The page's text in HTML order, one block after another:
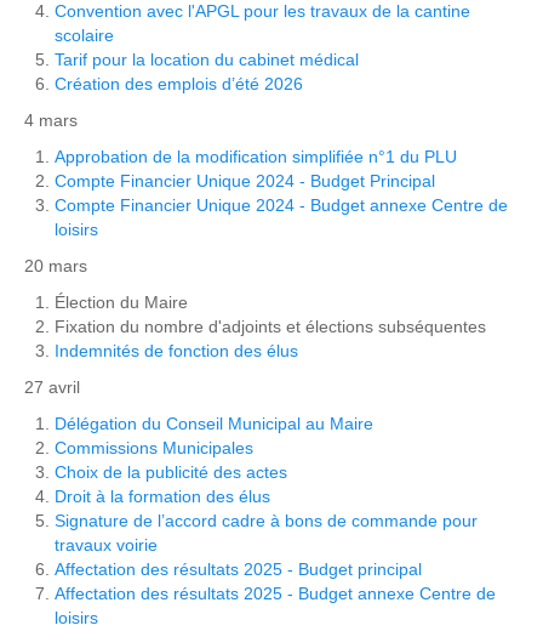
Convention avec l'APGL pour les travaux de la cantine
scolaire
Tarif pour la location du cabinet médical
Création des emplois d’été 2026
4 mars
Approbation de la modification simplifiée n°1 du PLU
Compte Financier Unique 2024 - Budget Principal
Compte Financier Unique 2024 - Budget annexe Centre de
loisirs
20 mars
Élection du Maire
Fixation du nombre d'adjoints et élections subséquentes
Indemnités de fonction des élus
27 avril
Délégation du Conseil Municipal au Maire
Commissions Municipales
Choix de la publicité des actes
Droit à la formation des élus
Signature de l’accord cadre à bons de commande pour
travaux voirie
Affectation des résultats 2025 - Budget principal
Affectation des résultats 2025 - Budget annexe Centre de
loisirs